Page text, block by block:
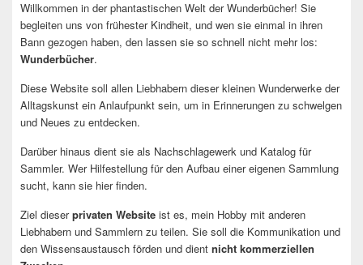
Willkommen in der phantastischen Welt der Wunderbücher! Sie
begleiten uns von frühester Kindheit, und wen sie einmal in ihren
Bann gezogen haben, den lassen sie so schnell nicht mehr los:
Wunderbücher.
Diese Website soll allen Liebhabern dieser kleinen Wunderwerke der
Alltagskunst ein Anlaufpunkt sein, um in Erinnerungen zu schwelgen
und Neues zu entdecken.
Darüber hinaus dient sie als Nachschlagewerk und Katalog für
Sammler. Wer Hilfestellung für den Aufbau einer eigenen Sammlung
sucht, kann sie hier finden.
Ziel dieserprivaten Website ist es, mein Hobby mit anderen
Liebhabern und Sammlern zu teilen. Sie soll die Kommunikation und
den Wissensaustausch förden und dient nicht kommerziellen